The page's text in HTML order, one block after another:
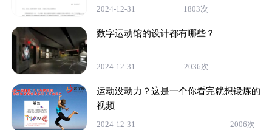
2024-12-31 1803次
数字运动馆的设计都有哪些？
2024-12-31 2036次
运动没动力？这是一个你看完就想锻炼的
视频
2024-12-31 2006次